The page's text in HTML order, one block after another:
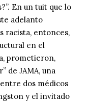
En un tuit que lo
adelanto
racista, entonces,
en el
prometieron,
de JAMA, una
dos médicos
y el invitado